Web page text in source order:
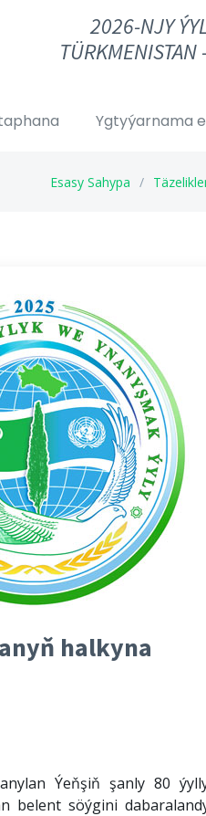
2026-NJY
TÜRKMENISTAN
Ygtyýarnama
Esasy Sahypa
halkyna
Ýeňşiň şanly 80
belent söýgini